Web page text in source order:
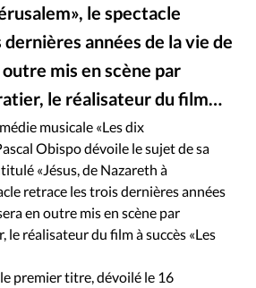
Culture
Laicité
Liberté religieuse
People Politique
Religions
le spectacle
années de la vie de
outre mis en scène par
le réalisateur du film…
musicale «Les dix
Obispo dévoile le sujet de sa
«Jésus, de Nazareth à
retrace les trois dernières années
en outre mis en scène par
réalisateur du film à succès «Les
premier titre, dévoilé le 16